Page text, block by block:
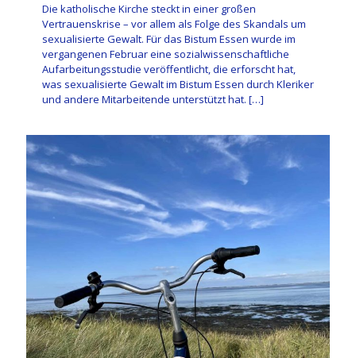
Die katholische Kirche steckt in einer großen
Vertrauenskrise – vor allem als Folge des Skandals um
sexualisierte Gewalt. Für das Bistum Essen wurde im
vergangenen Februar eine sozialwissenschaftliche
Aufarbeitungsstudie veröffentlicht, die erforscht hat,
was sexualisierte Gewalt im Bistum Essen durch Kleriker
und andere Mitarbeitende unterstützt hat. […]